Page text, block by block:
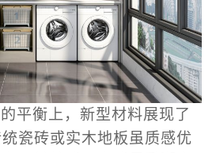
平衡上，新型材料展现了
瓷砖或实木地板虽质感优